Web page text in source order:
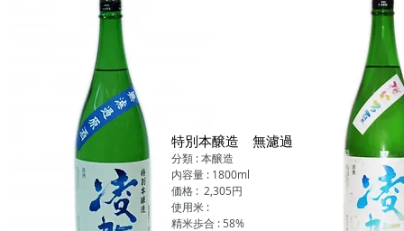
​特別本醸造 無濾過
分類 : 本醸造
内容量 : 1800ml
価格 : 2,305円
使用米 :
精米歩合 : 58%